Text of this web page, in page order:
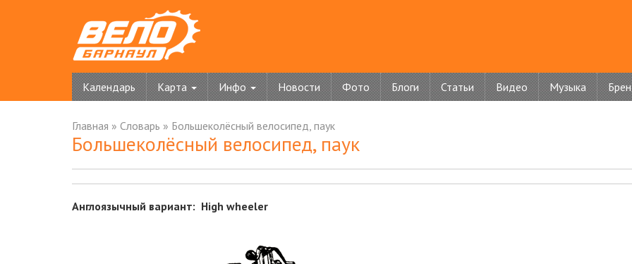
Календарь Карта Инфо Новости Фото Блоги Статьи Видео Музыка
Главная » Словарь » Большеколёсный велосипед, паук
Большеколёсный велосипед, паук
Англоязычный вариант: High wheeler